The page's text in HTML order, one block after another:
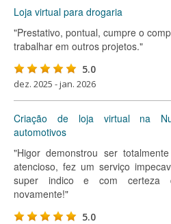
Loja virtual para drogaria
"Prestativo, pontual, cumpre o
trabalhar em outros projetos."
5.0
dez. 2025 - jan. 2026
Criação de loja virtual na
automotivos
"Higor demonstrou ser
atencioso, fez um serviço
super indico e com certeza
novamente!"
5.0